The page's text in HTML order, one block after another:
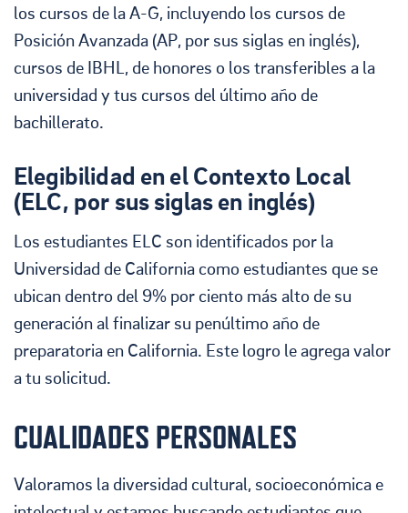
los cursos de la A-G, incluyendo los cursos de
Posición Avanzada (AP, por sus siglas en inglés),
cursos de IBHL, de honores o los transferibles a la
universidad y tus cursos del último año de
bachillerato.
Elegibilidad en el Contexto Local
(ELC, por sus siglas en inglés)
Los estudiantes ELC son identificados por la
Universidad de California como estudiantes que se
ubican dentro del 9% por ciento más alto de su
generación al finalizar su penúltimo año de
preparatoria en California. Este logro le agrega valor
a tu solicitud.
CUALIDADES PERSONALES
Valoramos la diversidad cultural, socioeconómica e